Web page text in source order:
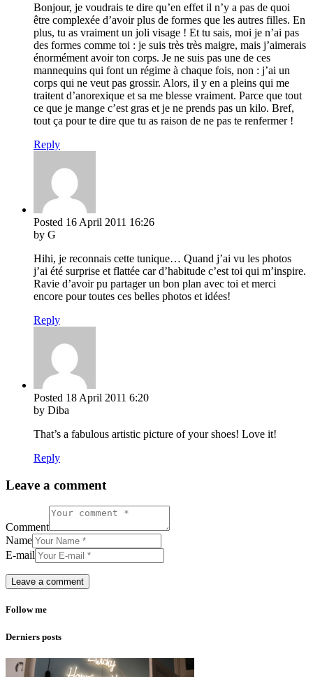
Bonjour, je voudrais te dire qu’en effet il n’y a pas de quoi
être complexée d’avoir plus de formes que les autres filles. En
plus, tu as vraiment un joli visage ! Et tu sais, moi je n’ai pas
des formes comme toi : je suis très très maigre, mais j’aimerais
énormément avoir ton corps. Je ne suis pas une de ces
mannequins qui font un régime à chaque fois, non : j’ai un
corps qui ne veut pas grossir. Alors, il y en a pleins qui me
traitent d’anorexique et sa me blesse vraiment. Parce que tout
ce que je mange c’est gras et je ne prends pas un kilo. Bref,
tout ça pour te dire que tu as raison de ne pas te renfermer !
Reply
Posted 16 April 2011 16:26
by G
Hihi, je reconnais cette tunique… Quand j’ai vu les photos
j’ai été surprise et flattée car d’habitude c’est toi qui m’inspire.
Ravie d’avoir pu partager un bon plan avec toi et merci
encore pour toutes ces belles photos et idées!
Reply
Posted 18 April 2011 6:20
by Diba
That’s a fabulous artistic picture of your shoes! Love it!
Reply
Leave a comment
Comment
Name
E-mail
Follow me
Derniers posts